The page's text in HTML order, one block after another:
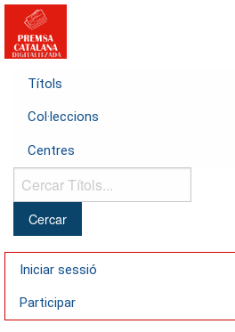
Títols
Col·leccions
Centres
Cercar
Títols...
Iniciar sessió
Participar